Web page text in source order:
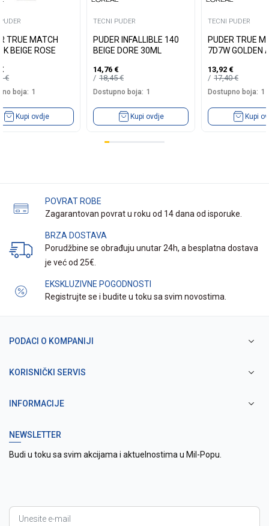
TRUE MATCH
BEIGE ROSE
€
€
boja: 1
Kupi ovdje
TECNI PUDER
PUDER INFALLIBLE 140
BEIGE DORE 30ML
14,76 €
18,45€
Dostupno boja: 1
Kupi ovdje
TECNI PUDER
PUDER TRUE
7D7W GOLDEN
13,92 €
17,40€
Dostupno boja: 1
Kupi
POVRAT ROBE
Zagarantovan povrat u roku od 14 dana od isporuke.
BRZA DOSTAVA
Porudžbine se obrađuju unutar 24h, a besplatna dostava
je već od 25€.
EKSKLUZIVNE POGODNOSTI
Registrujte se i budite u toku sa svim novostima.
PODACI O KOMPANIJI
KORISNIČKI SERVIS
INFORMACIJE
NEWSLETTER
Budi u toku sa svim akcijama i aktuelnostima u Mil-Popu.